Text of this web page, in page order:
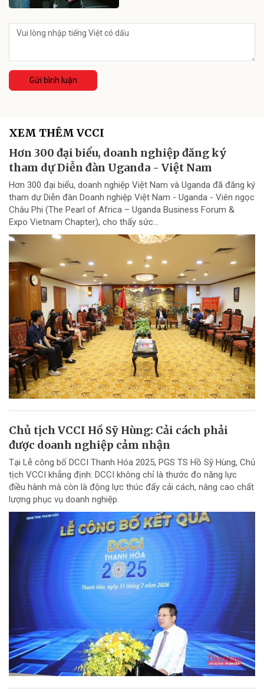
Gửi bình luận
XEM THÊM VCCI
Hơn 300 đại biểu, doanh nghiệp đăng ký
tham dự Diễn đàn Uganda - Việt Nam
Hơn 300 đại biểu, doanh nghiệp Việt Nam và Uganda đã đăng ký
tham dự Diễn đàn Doanh nghiệp Việt Nam - Uganda - Viên ngọc
Châu Phi (The Pearl of Africa – Uganda Business Forum &
Expo Vietnam Chapter), cho thấy sức...
Chủ tịch VCCI Hồ Sỹ Hùng: Cải cách phải
được doanh nghiệp cảm nhận
Tại Lễ công bố DCCI Thanh Hóa 2025, PGS TS Hồ Sỹ Hùng, Chủ
tịch VCCI khẳng định: DCCI không chỉ là thước đo năng lực
điều hành mà còn là động lực thúc đẩy cải cách, nâng cao chất
lượng phục vụ doanh nghiệp.